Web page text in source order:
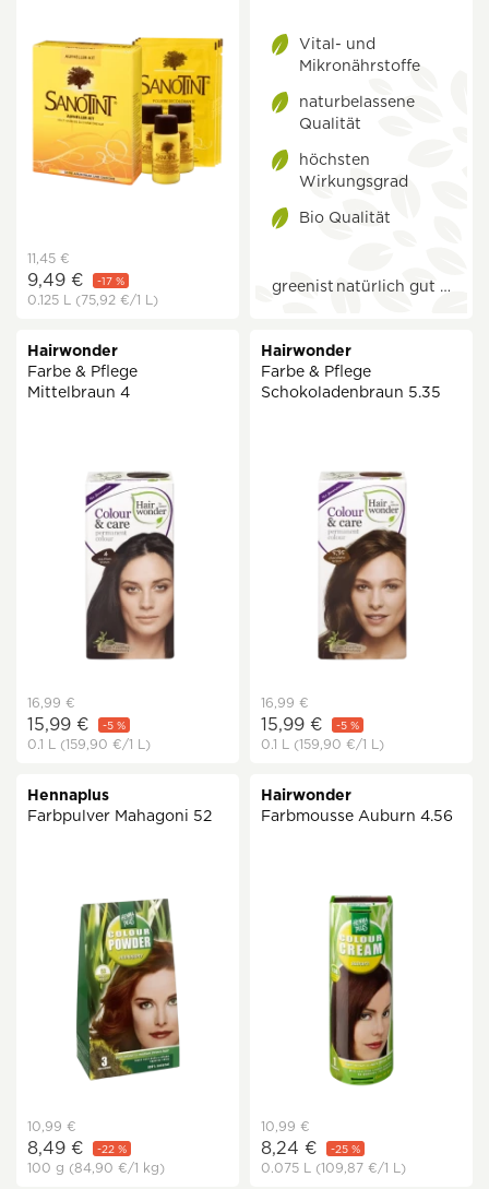
11,45 €
9,49 € -17 %
0.125 L (75,92 €/1 L)
Vital- und
Mikronährstoffe
naturbelassene
Qualität
höchsten
Wirkungsgrad
Bio Qualität
greenist natürlich gut …
Hairwonder
Farbe & Pflege
Mittelbraun 4
16,99 €
15,99 € -5 %
0.1 L (159,90 €/1 L)
Hairwonder
Farbe & Pflege
Schokoladenbraun 5.35
16,99 €
15,99 € -5 %
0.1 L (159,90 €/1 L)
Hennaplus
Farbpulver Mahagoni 52
10,99 €
8,49 € -22 %
100 g (84,90 €/1 kg)
Hairwonder
Farbmousse Auburn 4.56
10,99 €
8,24 € -25 %
0.075 L (109,87 €/1 L)